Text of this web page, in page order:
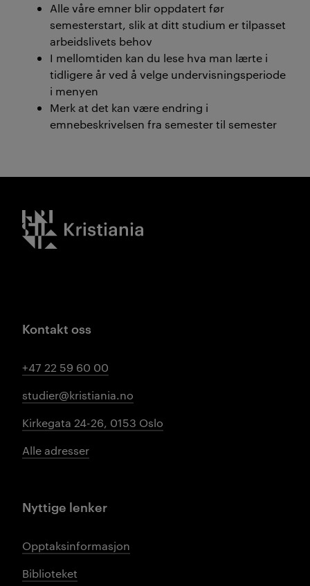
Alle våre emner blir oppdatert før
semesterstart, slik at ditt studium er tilpasset
arbeidslivets behov
I mellomtiden kan du lese hva man lærte i
tidligere år ved å velge undervisningsperiode
i menyen
Merk at det kan være endring i
emnebeskrivelsen fra semester til semester
Kristiania logo
Kontakt oss
+47 22 59 60 00
studier@kristiania.no
Kirkegata 24-26, 0153 Oslo
Alle adresser
Nyttige lenker
Opptaksinformasjon
Biblioteket